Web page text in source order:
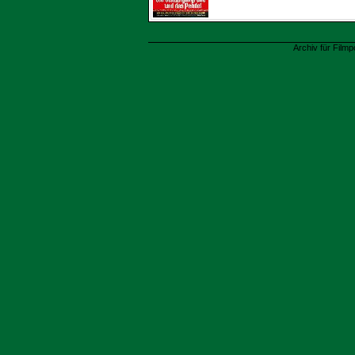
Archiv für